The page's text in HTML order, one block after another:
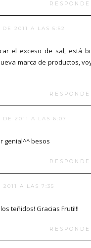
2011 A LAS 5:52
el exceso de sal, está
marca de productos,
DE 2011 A LAS 6:07
genial^^ besos
2011 A LAS 7:35
teñidos! Gracias Fruti!!!